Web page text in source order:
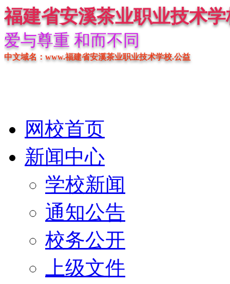
福建省安溪茶业职业技术学
爱与尊重 和而不同
中文域名：www.福建省安溪茶业职业技术学校.公益
网校首页
新闻中心
学校新闻
通知公告
校务公开
上级文件